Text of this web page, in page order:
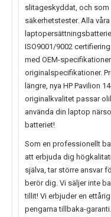
slitageskyddat, och som
säkerhetstester. Alla
ISO9001/9002
med OEM-
originalspecifikationer.
längre, nya HP Pavilion
originalkvalitet passar
använda din laptop
batteriet!
Som en professionellt
att erbjuda dig
själva, tar större ansvar
berör dig. Vi säljer inte
tillit! Vi erbjuder en
pengarna tillbaka-